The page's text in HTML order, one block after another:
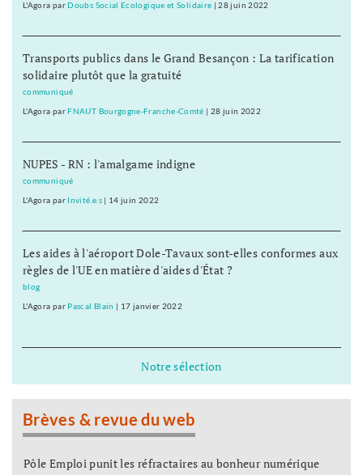
L'Agora par Doubs Social Ecologique et Solidaire |28 juin 2022
Transports publics dans le Grand Besançon : La tarification
solidaire plutôt que la gratuité
communiqué
L'Agora par FNAUT Bourgogne-Franche-Comté 28 juin 2022
NUPES - RN : l'amalgame indigne
communiqué
L'Agora par Invité.e.s| 14 juin 2022
Les aides à l'aéroport Dole-Tavaux sont-elles conformes aux
règles de l'UE en matière d'aides d'État ?
blog
L'Agora par Pascal Blain 17 janvier 2022
Notre sélection
Brèves & revue du web
Pôle Emploi punit les réfractaires au bonheur numérique